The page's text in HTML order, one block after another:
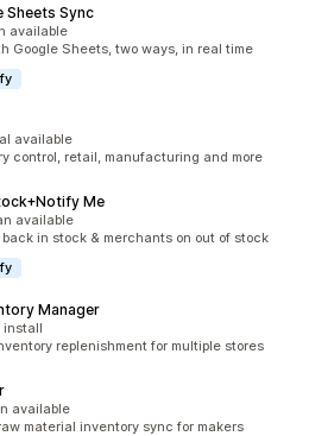
Sheets Sync
available
Google Sheets, two ways, in real time
available
control, retail, manufacturing and more
Me
available
back in stock & merchants on out of stock
Manager
install
replenishment for multiple stores
available
material inventory sync for makers